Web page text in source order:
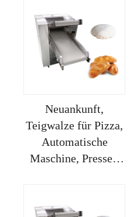
Walzen, 30 cm Pizza
Neuankunft,
Teigwalze für Pizza,
Automatische
Maschine, Presser,